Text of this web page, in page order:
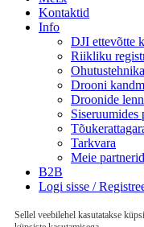
Kontaktid
Info
DJI ettevõtte
Riikliku
Ohutustehnika
Drooni
Droonide
Siseruumides
Tarkvara
Meie partnerid
B2B
Logi sisse /
Sellel veebilehel kasutatakse